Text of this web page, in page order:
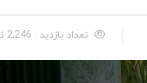
تعداد بازدید : 2,246 نفر